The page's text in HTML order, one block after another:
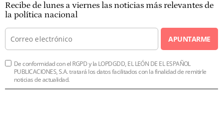
Recibe de lunes a viernes las noticias más relevantes de
la política nacional
APUNTARME
De conformidad con el RGPD y la LOPDGDD, EL LEÓN DE EL ESPAÑOL
PUBLICACIONES, S.A. tratará los datos facilitados con la finalidad de remitirle
noticias de actualidad.